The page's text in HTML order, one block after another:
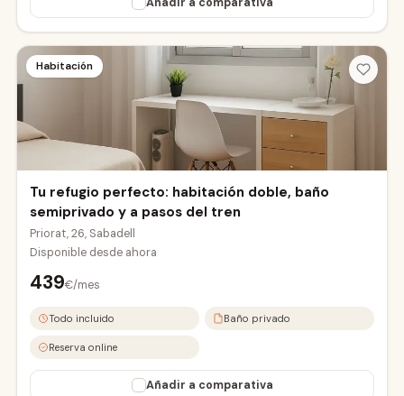
Habitación
Tu refugio perfecto: habitación doble, baño
semiprivado y a pasos del tren
Priorat, 26, Sabadell
Disponible desde ahora
439€/mes
Todo incluido Baño privado
Reserva online
Añadir a comparativa